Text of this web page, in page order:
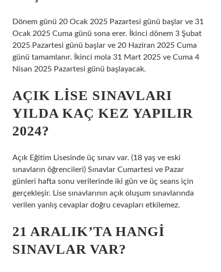
Dönem günü 20 Ocak 2025 Pazartesi günü başlar ve 31
Ocak 2025 Cuma günü sona erer. İkinci dönem 3 Şubat
2025 Pazartesi günü başlar ve 20 Haziran 2025 Cuma
günü tamamlanır. İkinci mola 31 Mart 2025 ve Cuma 4
Nisan 2025 Pazartesi günü başlayacak.
AÇIK LISE SINAVLARI
YILDA KAÇ KEZ YAPILIR
2024?
Açık Eğitim Lisesinde üç sınav var. (18 yaş ve eski
sınavların öğrencileri) Sınavlar Cumartesi ve Pazar
günleri hafta sonu verilerinde iki gün ve üç seans için
gerçekleşir. Lise sınavlarının açık oluşum sınavlarında
verilen yanlış cevaplar doğru cevapları etkilemez.
21 ARALIK’TA HANGI
SINAVLAR VAR?